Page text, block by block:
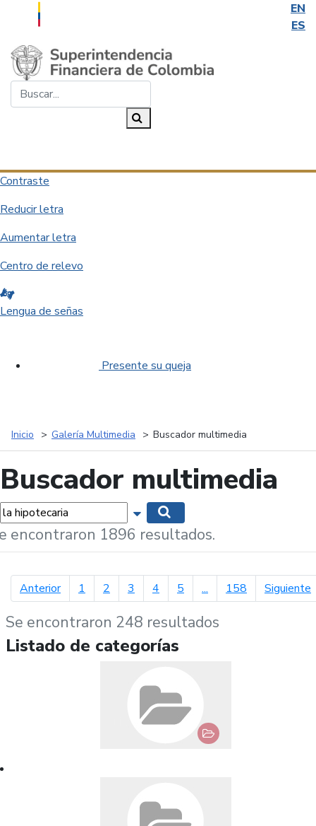
EN
ES
Saltar al contenido principal
Contraste
Reducir letra
Aumentar letra
Centro de relevo
Lengua de señas
Presente su queja
Inicio Galería Multimedia Buscador multimedia
Buscador multimedia
Mostrar opciones de búsqueda
encontraron 1896 resultados.
Anteriorpágina anterior
1 2 3 4 5 ... 158 Siguiente
Se encontraron 248 resultados
Listado de categorías